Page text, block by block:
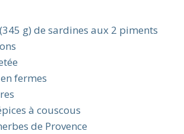
g) de sardines aux 2 piments
fermes
à couscous
de Provence